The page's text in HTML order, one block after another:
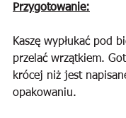
Przygotowanie:
Kaszę wypłukać pod
przelać wrzątkiem.
krócej niż jest
opakowaniu.